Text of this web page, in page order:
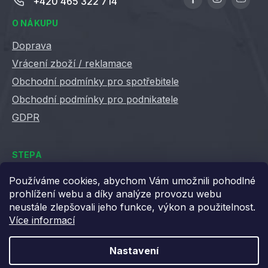
Používáme cookies, abychom Vám umožnili pohodlné
prohlížení webu a díky analýze provozu webu
neustále zlepšovali jeho funkce, výkon a použitelnost.
Více informací
Nastavení
O NÁKUPU
Doprava
Vrácení zboží / reklamace
Obchodní podmínky pro spotřebitele
Obchodní podmínky pro podnikatele
GDPR
STEPA
Kontakty
Kariéra ve Stepě
Věrnostní slevy